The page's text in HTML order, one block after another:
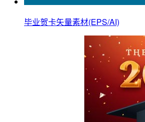
毕业贺卡矢量素材(EPS/AI)